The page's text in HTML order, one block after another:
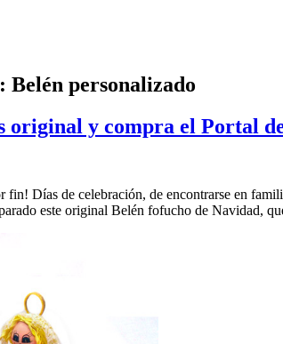
Belén personalizado
original y compra el Portal
fin! Días de celebración, de encontrarse en
este original Belén fofucho de Navidad,